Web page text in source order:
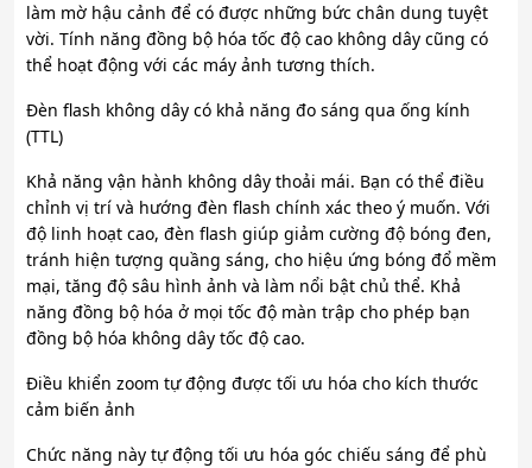
làm mờ hậu cảnh để có được những bức chân dung tuyệt
vời. Tính năng đồng bộ hóa tốc độ cao không dây cũng có
thể hoạt động với các máy ảnh tương thích.
Đèn flash không dây có khả năng đo sáng qua ống kính
(TTL)
Khả năng vận hành không dây thoải mái. Bạn có thể điều
chỉnh vị trí và hướng đèn flash chính xác theo ý muốn. Với
độ linh hoạt cao, đèn flash giúp giảm cường độ bóng đen,
tránh hiện tượng quầng sáng, cho hiệu ứng bóng đổ mềm
mại, tăng độ sâu hình ảnh và làm nổi bật chủ thể. Khả
năng đồng bộ hóa ở mọi tốc độ màn trập cho phép bạn
đồng bộ hóa không dây tốc độ cao.
Điều khiển zoom tự động được tối ưu hóa cho kích thước
cảm biến ảnh
Chức năng này tự động tối ưu hóa góc chiếu sáng để phù